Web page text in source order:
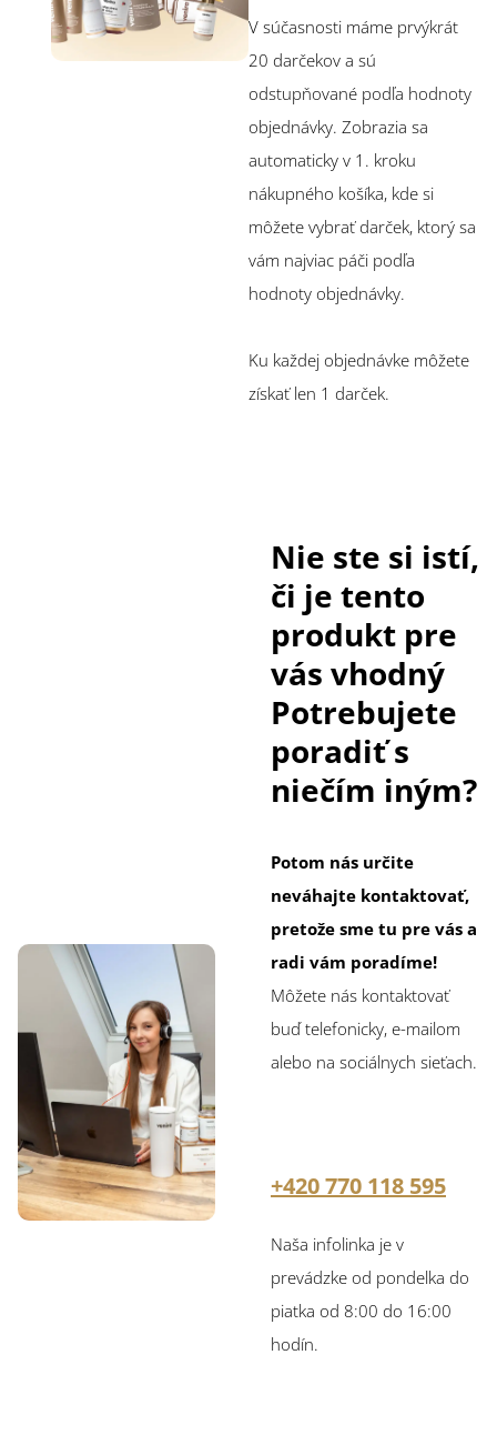
V súčasnosti máme prvýkrát
20 darčekov a sú
odstupňované podľa hodnoty
objednávky. Zobrazia sa
automaticky v 1. kroku
nákupného košíka, kde si
môžete vybrať darček, ktorý sa
vám najviac páči podľa
hodnoty objednávky.
Ku každej objednávke môžete
získať len 1 darček.
Nie ste si istí,
či je tento
produkt pre
vás vhodný
Potrebujete
poradiť s
niečím iným?
Potom nás určite
neváhajte kontaktovať,
pretože sme tu pre vás a
radi vám poradíme!
Môžete nás kontaktovať
buď telefonicky, e-mailom
alebo na sociálnych sieťach.
+420 770 118 595
Naša infolinka je v
prevádzke od pondelka do
piatka od 8:00 do 16:00
hodín.